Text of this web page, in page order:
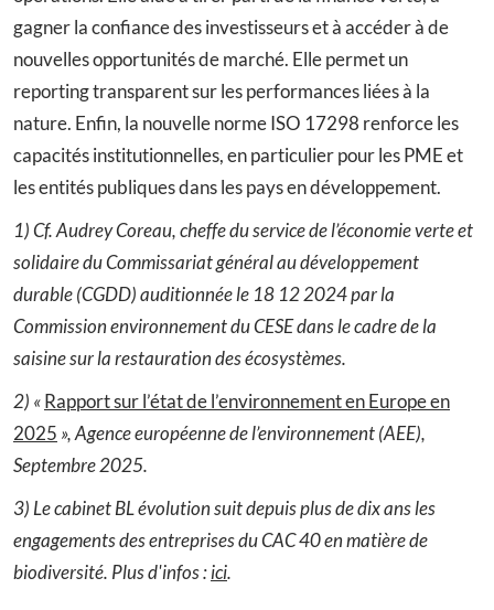
gagner la confiance des investisseurs et à accéder à de
nouvelles opportunités de marché. Elle permet un
reporting transparent sur les performances liées à la
nature. Enfin, la nouvelle norme ISO 17298 renforce les
capacités institutionnelles, en particulier pour les PME et
les entités publiques dans les pays en développement.
1) Cf. Audrey Coreau, cheffe du service de l’économie verte et
solidaire du Commissariat général au développement
durable (CGDD) auditionnée le 18 12 2024 par la
Commission environnement du CESE dans le cadre de la
saisine sur la restauration des écosystèmes.
2) «Rapport sur l’état de l’environnement en Europe en
2025 », Agence européenne de l’environnement (AEE),
Septembre 2025.
3) Le cabinet BLévolution suit depuis plus de dix ans les
engagements des entreprises du CAC 40 en matière de
biodiversité. Plus d'infos :ici.